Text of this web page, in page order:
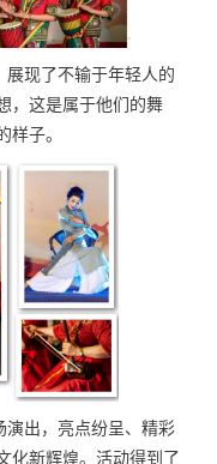
现了不输于年轻人的
，这是属于他们的舞
样子。
出，亮点纷呈、精彩
化新辉煌。活动得到了